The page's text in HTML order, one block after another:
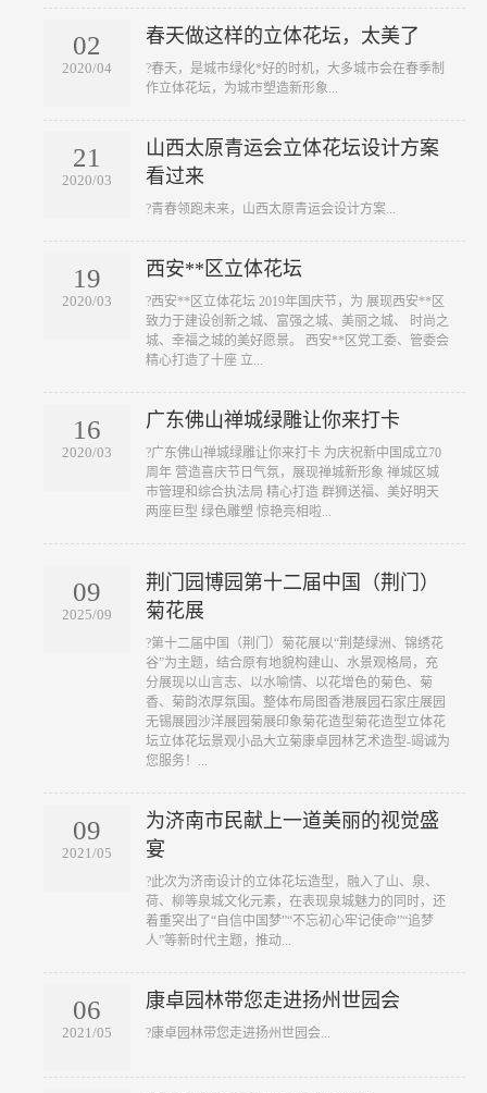
02
2020/04
春天做这样的立体花坛，太美了
?春天，是城市绿化*好的时机，大多城市会在春季制
作立体花坛，为城市塑造新形象...
21
2020/03
山西太原青运会立体花坛设计方案
看过来
?青春领跑未来，山西太原青运会设计方案...
19
2020/03
西安**区立体花坛
?西安**区立体花坛 2019年国庆节，为 展现西安**区
致力于建设创新之城、富强之城、美丽之城、 时尚之
城、幸福之城的美好愿景。 西安**区党工委、管委会
精心打造了十座 立...
16
2020/03
广东佛山禅城绿雕让你来打卡
?广东佛山禅城绿雕让你来打卡 为庆祝新中国成立70
周年 营造喜庆节日气氛，展现禅城新形象 禅城区城
市管理和综合执法局 精心打造 群狮送福、美好明天
两座巨型 绿色雕塑 惊艳亮相啦...
09
2025/09
荆门园博园第十二届中国（荆门）
菊花展
?第十二届中国（荆门）菊花展以“荆楚绿洲、锦绣花
谷”为主题，结合原有地貌构建山、水景观格局，充
分展现以山言志、以水喻情、以花增色的菊色、菊
香、菊韵浓厚氛围。整体布局图香港展园石家庄展园
无锡展园沙洋展园菊展印象菊花造型菊花造型立体花
坛立体花坛景观小品大立菊康卓园林艺术造型-竭诚为
您服务！...
09
2021/05
为济南市民献上一道美丽的视觉盛
宴
?此次为济南设计的立体花坛造型，融入了山、泉、
荷、柳等泉城文化元素，在表现泉城魅力的同时，还
着重突出了“自信中国梦”“不忘初心牢记使命”“追梦
人”等新时代主题，推动...
06
2021/05
康卓园林带您走进扬州世园会
?康卓园林带您走进扬州世园会...